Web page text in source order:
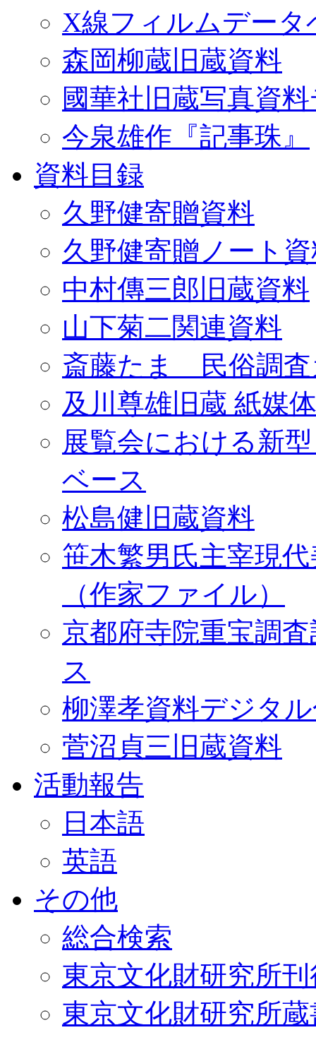
X線フィルムデータ
森岡柳蔵旧蔵資料
國華社旧蔵写真資
今泉雄作『記事珠』
資料目録
久野健寄贈資料
久野健寄贈ノート
中村傳三郎旧蔵資料
山下菊二関連資料
斎藤たま 民俗調査
及川尊雄旧蔵 紙媒
展覧会における新
ベース
松島健旧蔵資料
笹木繁男氏主宰現
（作家ファイル）
京都府寺院重宝調
ス
柳澤孝資料デジタ
菅沼貞三旧蔵資料
活動報告
日本語
英語
その他
総合検索
東京文化財研究所
東京文化財研究所